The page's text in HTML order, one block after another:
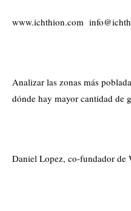
www.ichthion.com
Analizar las zonas más
dónde hay mayor cantidad de
Daniel Lopez, co-fundador de